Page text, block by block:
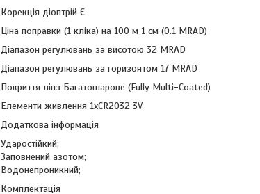
Корекція діоптрій Є
Ціна поправки (1 кліка) на 100 м 1 см (0.1 MRAD)
Діапазон регулювань за висотою 32 MRAD
Діапазон регулювань за горизонтом 17 MRAD
Покриття лінз Багатошарове (Fully Multi-Coated)
Елементи живлення 1xCR2032 3V
Додаткова інформація
Ударостійкий;
Заповнений азотом;
Водонепроникний;
Комплектація